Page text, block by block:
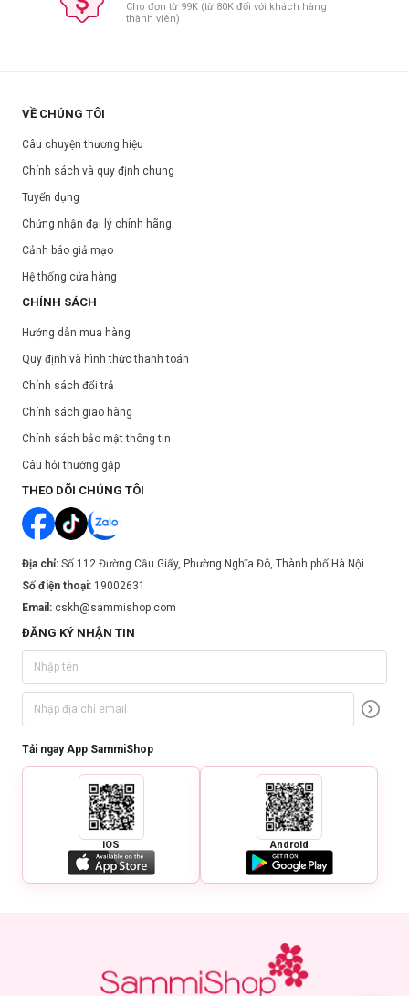
Cho đơn từ 99K (từ 80K đối với khách hàng
thành viên)
VỀ CHÚNG TÔI
Câu chuyện thương hiệu
Chính sách và quy định chung
Tuyển dụng
Chứng nhận đại lý chính hãng
Cảnh báo giả mạo
Hệ thống cửa hàng
CHÍNH SÁCH
Hướng dẫn mua hàng
Quy định và hình thức thanh toán
Chính sách đổi trả
Chính sách giao hàng
Chính sách bảo mật thông tin
Câu hỏi thường gặp
THEO DÕI CHÚNG TÔI
Địa chỉ: Số 112 Đường Cầu Giấy, Phường Nghĩa Đô, Thành phố Hà Nội
Số điện thoại: 19002631
Email: cskh@sammishop.com
ĐĂNG KÝ NHẬN TIN
Tải ngay App SammiShop
iOS Android